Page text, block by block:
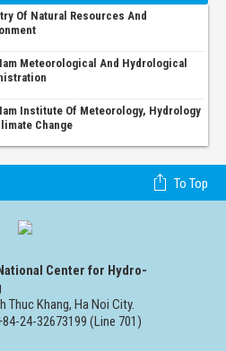
Of Natural Resources And
Meteorological And Hydrological
Institute Of Meteorology, Hydrology
Change
To Top
Center for Hydro-
Thuc Khang, Ha Noi City.
24-32673199 (Line 701)